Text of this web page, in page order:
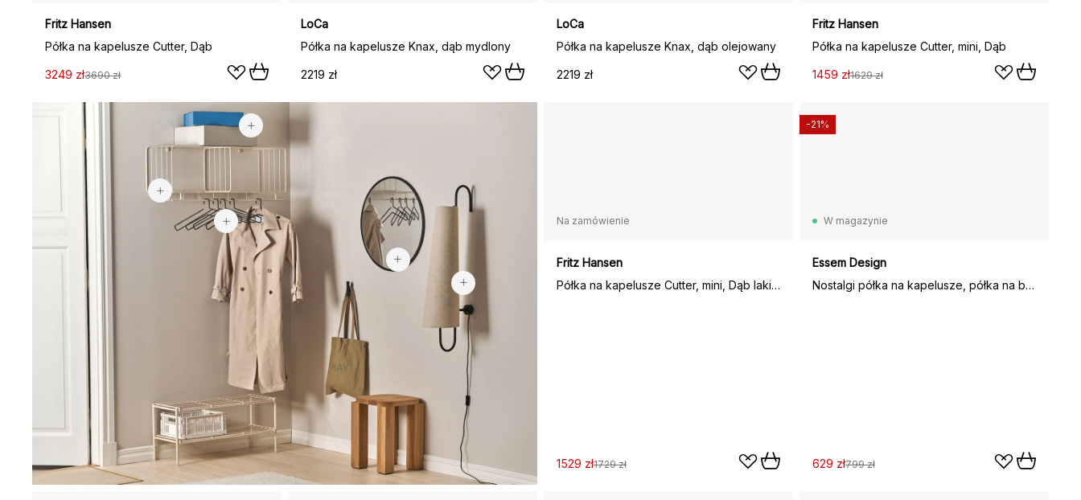
Fritz Hansen
Półka na kapelusze Cutter, Dąb
3249 zł3690 zł
LoCa
Półka na kapelusze Knax, dąb mydlony
2219 zł
LoCa
Półka na kapelusze Knax, dąb olejowany
2219 zł
Fritz Hansen
Półka na kapelusze Cutter, mini, Dąb
1459 zł1629 zł
128,80 zł
Na zamówienie
Fritz Hansen
Półka na kapelusze Cutter, mini, Dąb lakierowany na czarno
1529 zł1729 zł
W magazynie
Essem Design
Nostalgi półka na kapelusze, półka na buty, dąb, aluminium
629 zł799 zł
-21%